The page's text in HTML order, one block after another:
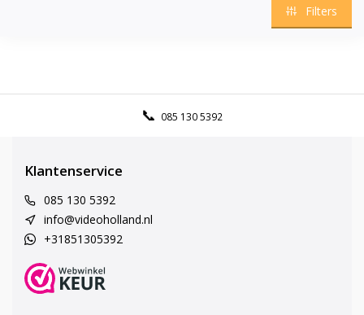
Filters
085 130 5392
Klantenservice
085 130 5392
info@videoholland.nl
+31851305392